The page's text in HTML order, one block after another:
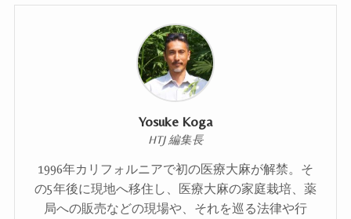
Yosuke Koga
HTJ 編集長
1996年カリフォルニアで初の医療大麻が解禁。そ
の5年後に現地へ移住し、医療大麻の家庭栽培、薬
局への販売などの現場や、それを巡る法律や行